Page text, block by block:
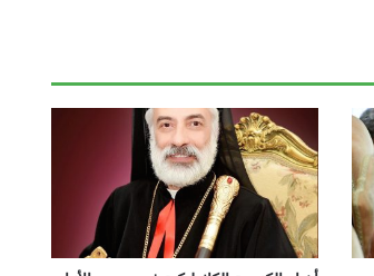
الصراع في الشرق الأوسط
الكاردينال بيتسابالا: الكنيسة لن تتخلى أبدًا
عن المحتاجين في غزة
دعوة مشتركة لتجديد الإيمان وترسيخ السلام